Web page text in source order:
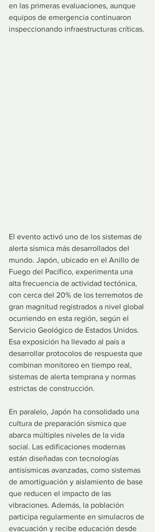
en las primeras evaluaciones, aunque
equipos de emergencia continuaron
inspeccionando infraestructuras críticas.
El evento activó uno de los sistemas de
alerta sísmica más desarrollados del
mundo. Japón, ubicado en el Anillo de
Fuego del Pacífico, experimenta una
alta frecuencia de actividad tectónica,
con cerca del 20% de los terremotos de
gran magnitud registrados a nivel global
ocurriendo en esta región, según el
Servicio Geológico de Estados Unidos.
Esa exposición ha llevado al país a
desarrollar protocolos de respuesta que
combinan monitoreo en tiempo real,
sistemas de alerta temprana y normas
estrictas de construcción.
En paralelo, Japón ha consolidado una
cultura de preparación sísmica que
abarca múltiples niveles de la vida
social. Las edificaciones modernas
están diseñadas con tecnologías
antisísmicas avanzadas, como sistemas
de amortiguación y aislamiento de base
que reducen el impacto de las
vibraciones. Además, la población
participa regularmente en simulacros de
evacuación y recibe educación desde